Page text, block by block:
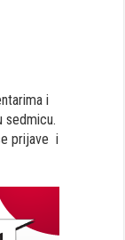
i
sedmicu.
prijave i